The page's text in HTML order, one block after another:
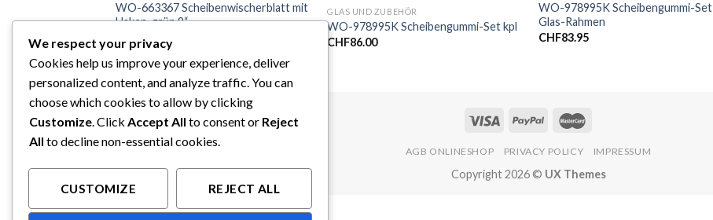
WO-663367 Scheibenwischerblatt mit
Haken, grün 9“
21.85
GLAS UND ZUBEHÖR
WO-978995K Scheibengummi-Set kpl
CHF86.00
WO-978995K Scheibengummi-Set
Glas-Rahmen
CHF83.95
AGB ONLINESHOP PRIVACY POLICY IMPRESSUM
Copyright 2026 © UX Themes
We respect your privacy
Cookies help us improve your experience, deliver
personalized content, and analyze traffic. You can
choose which cookies to allow by clicking
Customize . Click Accept All to consent or Reject
All to decline non-essential cookies.
CUSTOMIZE REJECT ALL